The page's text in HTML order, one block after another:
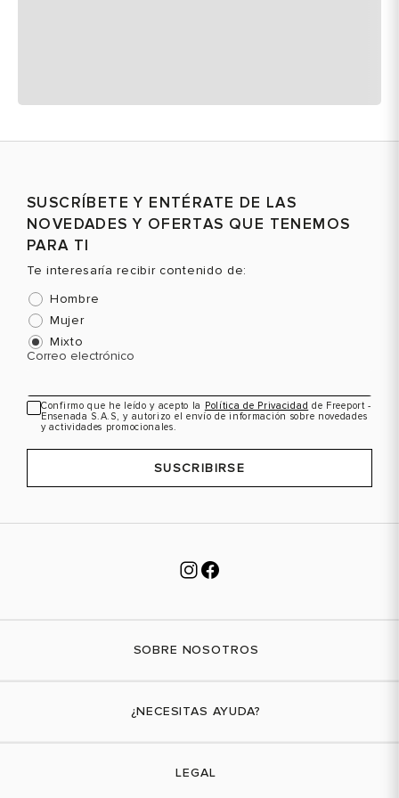
SUSCRÍBETE Y ENTÉRATE DE LAS
NOVEDADES Y OFERTAS QUE TENEMOS
PARA TI
Te interesaría recibir contenido de:
Hombre
Mujer
Mixto
Correo electrónico
Confirmo que he leído y acepto la Política de Privacidad de Freeport -
Ensenada S.A.S, y autorizo el envío de información sobre novedades
y actividades promocionales.
SUSCRIBIRSE
SOBRE NOSOTROS
¿NECESITAS AYUDA?
LEGAL